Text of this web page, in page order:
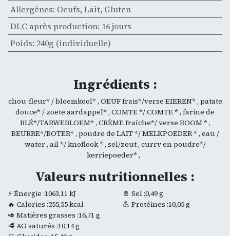
Allergènes: Oeufs, Lait, Gluten
DLC après production: 16 jours
Poids: 240g (individuelle)
Ingrédients :
chou-fleur* / bloemkool* , OEUF frais*/verse EIEREN* , patate
douce* / zoete aardappel* , COMTE */ COMTE * , farine de
BLÉ*/TARWEBLOEM* , CRÈME fraîche*/ verse ROOM * ,
BEURRE*/BOTER* , poudre de LAIT */ MELKPOEDER * , eau /
water , ail */ knoflook * , sel/zout , curry en poudre*/
kerriepoeder* ,
Valeurs nutritionnelles :
⚡ Énergie :1063,11 kJ
🔥 Calories :255,55 kcal
🥑 Matières grasses :16,71 g
🥩 AG saturés :10,14 g
🧂 Sel :0,49 g
💪 Protéines :10,05 g